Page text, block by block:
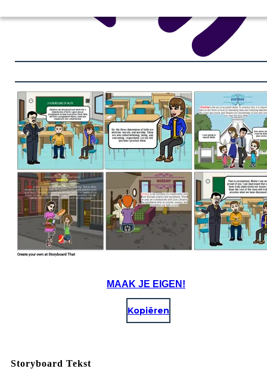
MAAK JE EIGEN!
Kopiëren
Storyboard Tekst